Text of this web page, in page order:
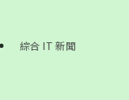
綜合 IT 新聞